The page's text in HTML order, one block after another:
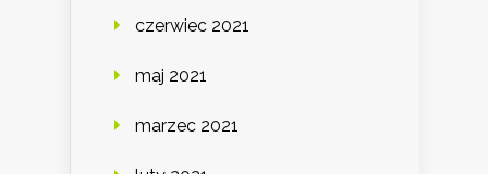
czerwiec 2021
maj 2021
marzec 2021